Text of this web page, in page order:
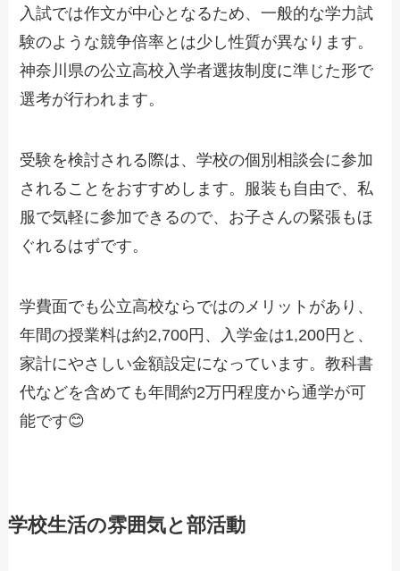
入試では作文が中心となるため、一般的な学力試
験のような競争倍率とは少し性質が異なります。
神奈川県の公立高校入学者選抜制度に準じた形で
選考が行われます。
受験を検討される際は、学校の個別相談会に参加
されることをおすすめします。服装も自由で、私
服で気軽に参加できるので、お子さんの緊張もほ
ぐれるはずです。
学費面でも公立高校ならではのメリットがあり、
年間の授業料は約2,700円、入学金は1,200円と、
家計にやさしい金額設定になっています。教科書
代などを含めても年間約2万円程度から通学が可
能です😊
学校生活の雰囲気と部活動